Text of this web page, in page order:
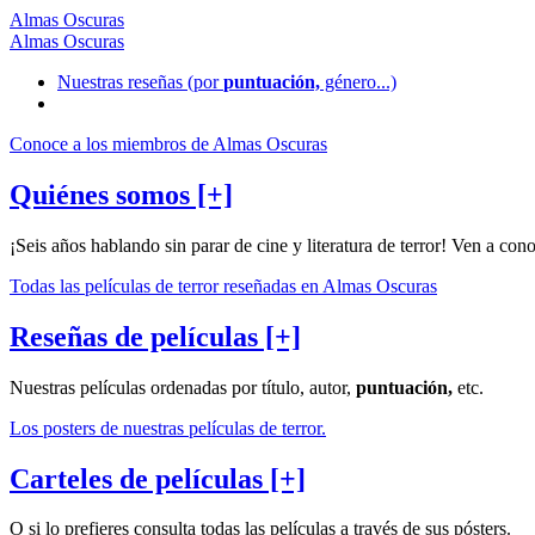
Almas Oscuras
Almas Oscuras
Nuestras reseñas (porpuntuación, género...)
Conoce a los miembros de Almas Oscuras
Quiénes somos [+]
¡Seis años hablando sin parar de cine y literatura de terror! Ven a
Todas las películas de terror reseñadas en Almas Oscuras
Reseñas de películas [+]
Nuestras películas ordenadas por título, autor, puntuación, etc.
Los posters de nuestras películas de terror.
Carteles de películas [+]
O si lo prefieres consulta todas las películas a través de sus pósters.